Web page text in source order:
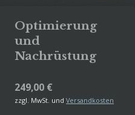
Optimierung
und
Nachrüstung
249,00 €
zzgl. MwSt. und Versandkosten